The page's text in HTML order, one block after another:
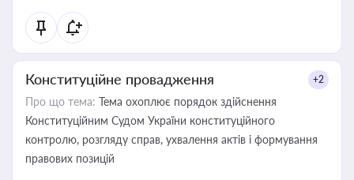
Конституційне провадження +2
Про що тема: Тема охоплює порядок здійснення
Конституційним Судом України конституційного
контролю, розгляду справ, ухвалення актів і формування
правових позицій